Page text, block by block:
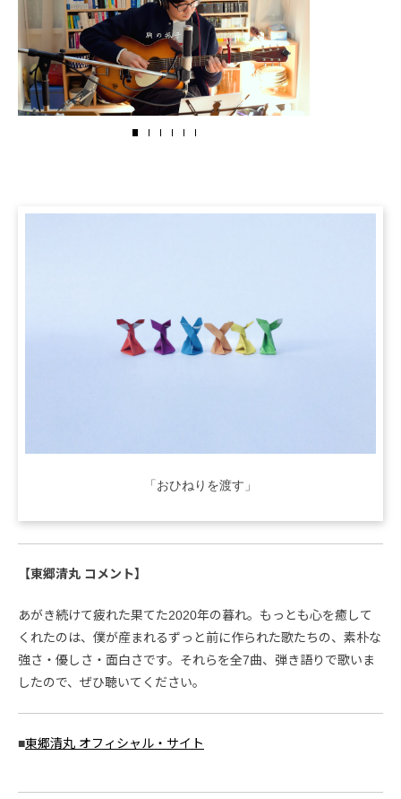
「おひねりを渡す」
【東郷清丸 コメント】
あがき続けて疲れた果てた2020年の暮れ。もっとも心を癒して
くれたのは、僕が産まれるずっと前に作られた歌たちの、素朴な
強さ・優しさ・面白さです。それらを全7曲、弾き語りで歌いま
したので、ぜひ聴いてください。
■東郷清丸 オフィシャル・サイト